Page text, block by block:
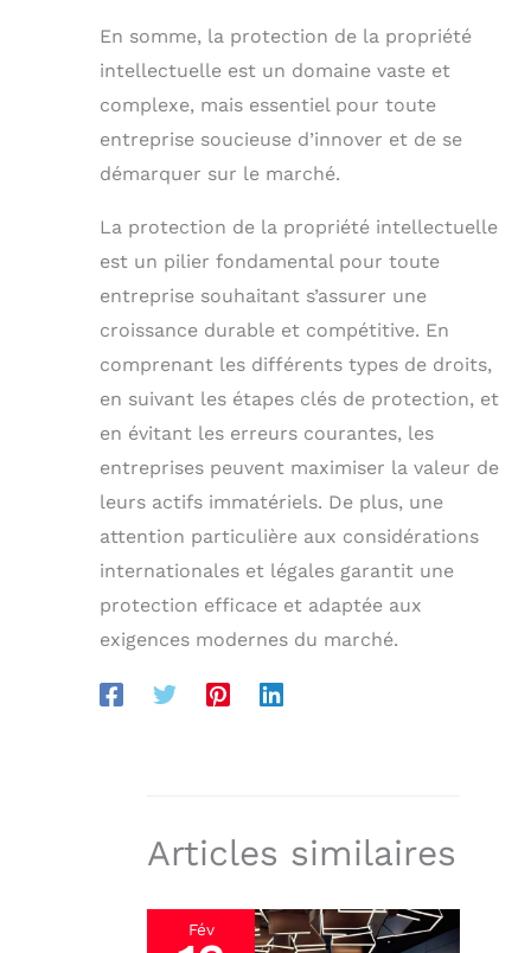
En somme, la protection de la propriété
intellectuelle est un domaine vaste et
complexe, mais essentiel pour toute
entreprise soucieuse d’innover et de se
démarquer sur le marché.
La protection de la propriété intellectuelle
est un pilier fondamental pour toute
entreprise souhaitant s’assurer une
croissance durable et compétitive. En
comprenant les différents types de droits,
en suivant les étapes clés de protection, et
en évitant les erreurs courantes, les
entreprises peuvent maximiser la valeur de
leurs actifs immatériels. De plus, une
attention particulière aux considérations
internationales et légales garantit une
protection efficace et adaptée aux
exigences modernes du marché.
Articles similaires
Fév